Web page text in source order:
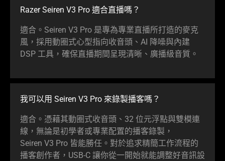
Razer Seiren V3 Pro 適合直播嗎 ？
適合。Seiren V3 Pro 是專為專業直播所打造的麥克
風，採用動圈式心型指向收音頭、AI 降噪與內建
DSP 工具，確保直播期間呈現清晰、廣播級音質 。
我可以用 Seiren V3 Pro 來錄製播客嗎 ？
適合。憑藉其動圈式收音頭、32 位元浮點與雙模連
線，無論是初學者或專業配置的播客錄製，
Seiren V3 Pro 皆能勝任。對於追求精簡工作流程的
播客創作者，USB-C 讓你從一開始就能調整好音訊設